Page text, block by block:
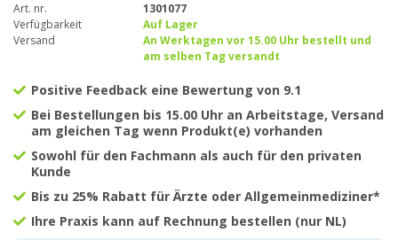
Art. nr.
1301077
Verfügbarkeit
Auf Lager
Versand
An Werktagen vor 15.00 Uhr bestellt und
am selben Tag versandt
Positive Feedback eine Bewertung von 9.1
Bei Bestellungen bis 15.00 Uhr an Arbeitstage, Versand
am gleichen Tag wenn Produkt(e) vorhanden
Sowohl für den Fachmann als auch für den privaten
Kunde
Bis zu 25% Rabatt für Ärzte oder Allgemeinmediziner*
Ihre Praxis kann auf Rechnung bestellen (nur NL)